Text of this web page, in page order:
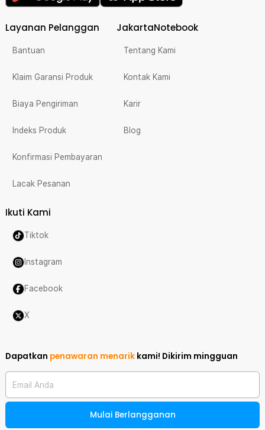
Layanan Pelanggan
Bantuan
Klaim Garansi Produk
Biaya Pengiriman
Indeks Produk
Konfirmasi Pembayaran
Lacak Pesanan
JakartaNotebook
Tentang Kami
Kontak Kami
Karir
Blog
Ikuti Kami
Tiktok
Instagram
Facebook
X
Dapatkan penawaran menarik kami! Dikirim mingguan
Email Anda
Mulai Berlangganan